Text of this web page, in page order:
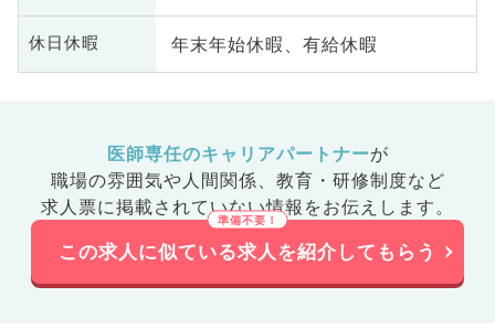
休日休暇 年末年始休暇、有給休暇
医師専任のキャリアパートナーが
職場の雰囲気や人間関係、 教育・研修制度など
求人票に掲載されていない情報をお伝えします。
この求人に似ている求人を紹介してもらう